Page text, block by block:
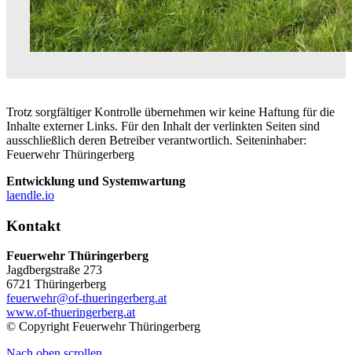
Trotz sorgfältiger Kontrolle übernehmen wir keine Haftung für die
Inhalte externer Links. Für den Inhalt der verlinkten Seiten sind
ausschließlich deren Betreiber verantwortlich. Seiteninhaber:
Feuerwehr Thüringerberg
Entwicklung und Systemwartung
laendle.io
Kontakt
Feuerwehr Thüringerberg
Jagdbergstraße 273
6721 Thüringerberg
feuerwehr@of-thueringerberg.at
www.of-thueringerberg.at
© Copyright Feuerwehr Thüringerberg